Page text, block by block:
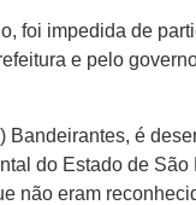
foi impedida de
e pelo
é
do Estado de
não eram